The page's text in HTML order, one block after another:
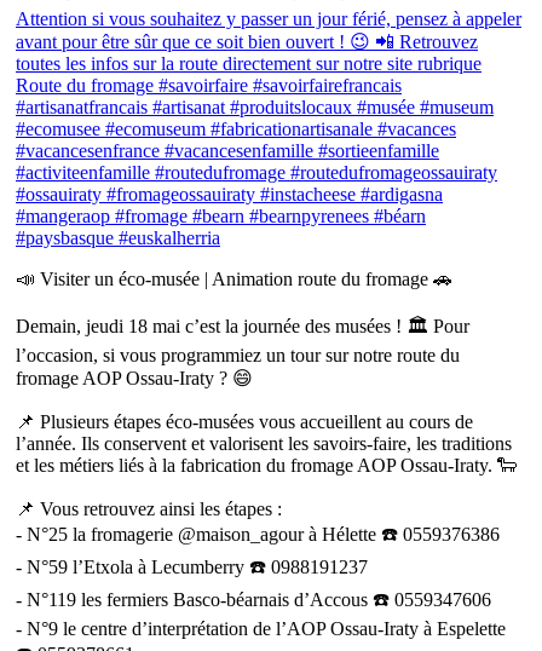
📣 Visiter un éco-musée | Animation route du fromage 🚗
Demain, jeudi 18 mai c’est la journée des musées ! 🏛 Pour
l’occasion, si vous programmiez un tour sur notre route du
fromage AOP Ossau-Iraty ? 😄
📌 Plusieurs étapes éco-musées vous accueillent au cours de
l’année. Ils conservent et valorisent les savoirs-faire, les traditions
et les métiers liés à la fabrication du fromage AOP Ossau-Iraty. 🐑
📌 Vous retrouvez ainsi les étapes :
- N°25 la fromagerie @maison_agour à Hélette ☎️ 0559376386
- N°59 l’Etxola à Lecumberry ☎️ 0988191237
- N°119 les fermiers Basco-béarnais d’Accous ☎️ 0559347606
- N°9 le centre d’interprétation de l’AOP Ossau-Iraty à Espelette